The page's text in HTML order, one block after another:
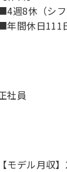
週8休（シフ
社員
【モデル月収